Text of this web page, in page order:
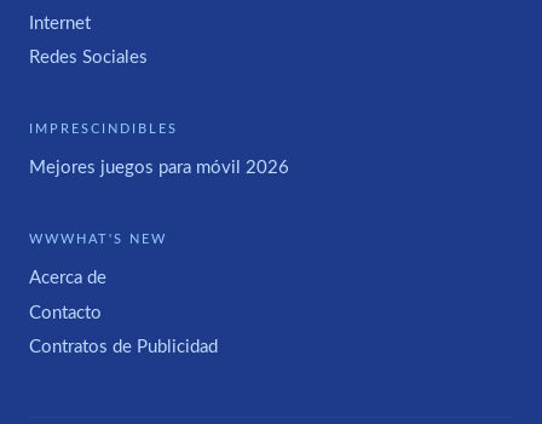
Internet
Redes Sociales
IMPRESCINDIBLES
Mejores juegos para móvil 2026
WWWHAT'S NEW
Acerca de
Contacto
Contratos de Publicidad